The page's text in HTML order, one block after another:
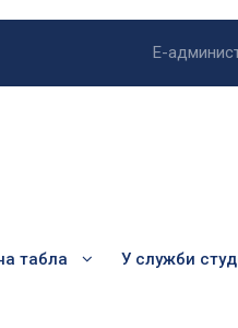
Е-
табла У служби